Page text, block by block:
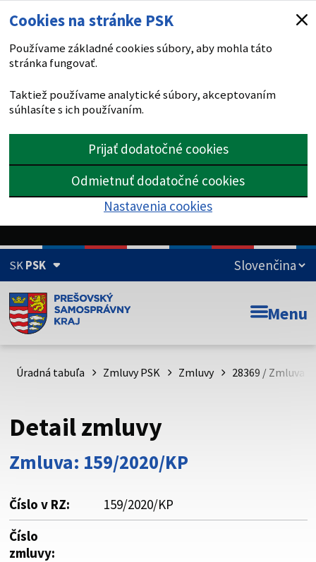
Cookies na stránke PSK
Používame základné cookies súbory, aby mohla táto
stránka fungovať.
Taktiež používame analytické súbory, akceptovaním
súhlasíte s ich používaním.
Prijať dodatočné cookies
Odmietnuť dodatočné cookies
Nastavenia cookies
SKPSK
Doména psk.sk je oficiálna
Toto je oficiálna webová stránka Prešovského
psk.sk.
Buďte pozorní a vždy sa uistite, že zdieľate informácie iba
cez zabezpečenú webovú stránku. Zabezpečená stránka
vždy začína https:// pred názvom domény webového sídla.
Menu
Úradná tabuľa Zmluvy PSK Zmluvy 28369 / Zmluva
Detail zmluvy
Zmluva: 159/2020/KP
Číslo v RZ:
159/2020/KP
Číslo
zmluvy: